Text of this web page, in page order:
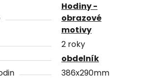
Hodiny -
obrazové
motivy
2 roky
obdelník
386x290mm